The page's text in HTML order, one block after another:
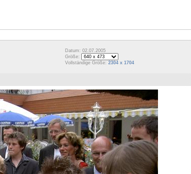
Datum: 02.07.2005
Größe:
Vollständige Größe: 2304 x 1704